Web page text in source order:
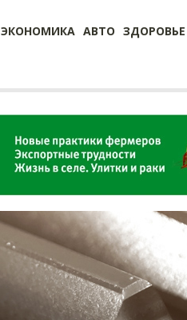
ЭКОНОМИКА АВТО ЗДОРОВЬЕ